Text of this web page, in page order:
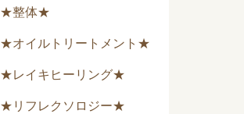
★整体★
★オイルトリートメント★
★レイキヒーリング★
★リフレクソロジー★